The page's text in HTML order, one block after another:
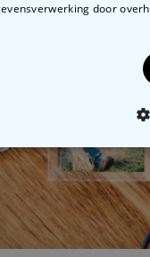
door
NOODZAKELIJK